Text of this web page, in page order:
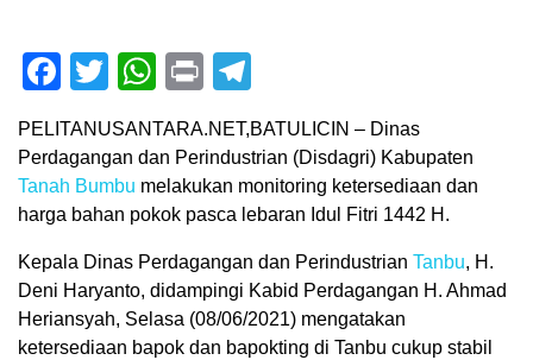
Facebook
TwitterWhatsApp
Print
PELITANUSANTARA.NET,BATULICIN – Dinas
Perdagangan dan Perindustrian (Disdagri) Kabupaten
Tanah Bumbu melakukan monitoring ketersediaan dan
harga bahan pokok pasca lebaran Idul Fitri 1442 H.
Kepala Dinas Perdagangan dan Perindustrian Tanbu, H.
Deni Haryanto, didampingi Kabid Perdagangan H. Ahmad
Heriansyah, Selasa (08/06/2021) mengatakan
ketersediaan bapok dan bapokting di Tanbu cukup stabil